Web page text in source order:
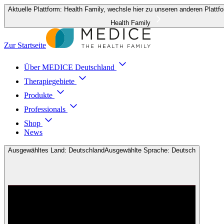
Aktuelle Plattform: Health Family, wechsle hier zu unseren anderen
Health Family
Zur Startseite
Über MEDICE Deutschland
Therapiegebiete
Produkte
Professionals
Shop
News
Ausgewähltes Land: DeutschlandAusgewählte Sprache: Deutsch